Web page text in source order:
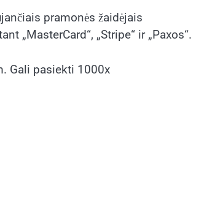
pramonės žaidėjais
„MasterCard“, „Stripe“ ir „Paxos“.
Gali pasiekti 1000x